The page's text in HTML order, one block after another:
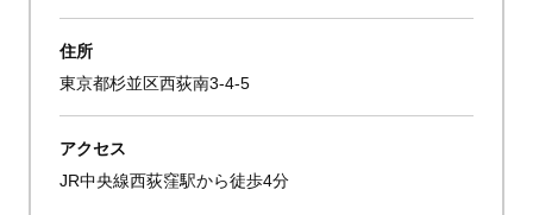
住所
東京都杉並区西荻南3-4-5
アクセス
JR中央線西荻窪駅から徒歩4分